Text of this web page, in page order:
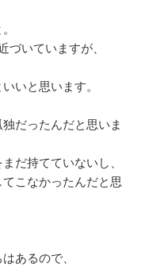
づいていますが、
いと思います。
だったんだと思いま
だ持てていないし、
こなかったんだと思
あるので、